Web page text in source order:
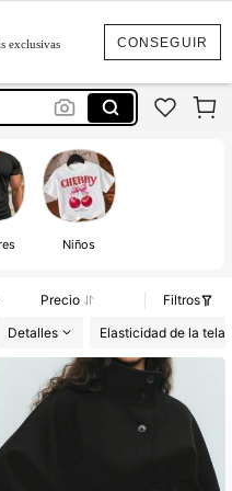
CONSEGUIR
exclusivas
Niños
Precio
Filtros
Detalles Elasticidad de la tela